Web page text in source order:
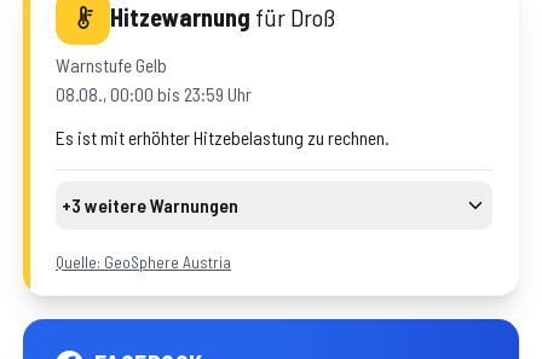
Hitzewarnung für Droß
WarnstufeGelb
08.08., 00:00 bis 23:59 Uhr
Es ist mit erhöhter Hitzebelastung zu rechnen.
+3 weitere Warnungen
HitzeWarnstufeGelb11.08., 00:00 bis 23:59 Uhr
Quelle: GeoSphere Austria